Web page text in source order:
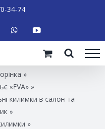
34-74
»
«EVA»»
килимки в салон та
»
»